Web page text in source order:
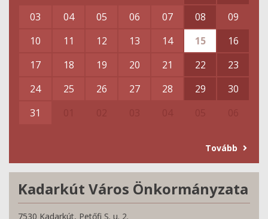
03
04 05 06 07 08
09
10
11 12 13 14 15
16
17
18 19 20 21 22
23
24
25 26 27 28 29
30
31
Tovább
Kadarkút Város Önkormányzata
7530 Kadarkút, Petőfi S. u. 2.